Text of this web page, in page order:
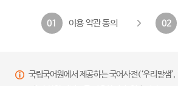
01 이용 약관 동의 02
국립국어원에서 제공하는 국어사전(‘우리말샘